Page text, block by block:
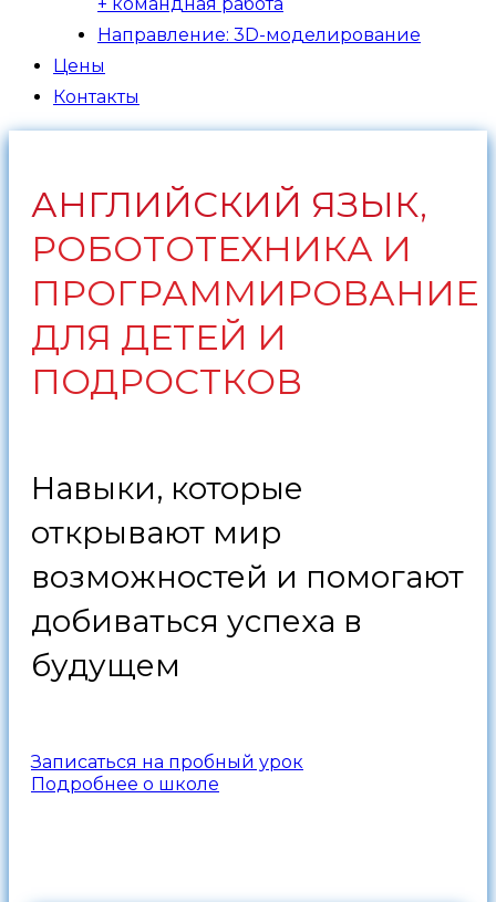
Направление: 3D-моделирование
Цены
Контакты
АНГЛИЙСКИЙ ЯЗЫК,
РОБОТОТЕХНИКА И
ПРОГРАММИРОВАНИЕ
ДЛЯ ДЕТЕЙ И
ПОДРОСТКОВ
Навыки, которые
открывают мир
возможностей и помогают
добиваться успеха в
будущем
Записаться на пробный урок
Подробнее о школе